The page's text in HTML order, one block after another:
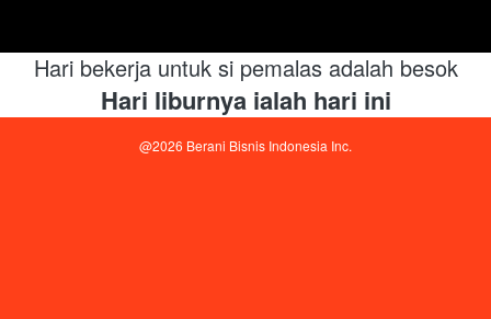
Hari bekerja untuk si pemalas adalah besok
Hari liburnya ialah hari ini
@2026 Berani Bisnis Indonesia Inc.